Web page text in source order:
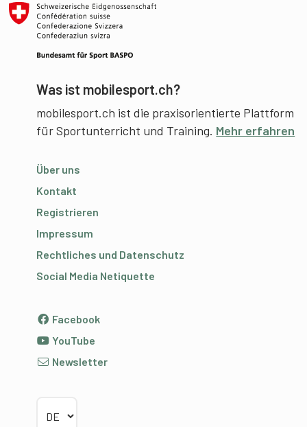
Was ist mobilesport.ch?
mobilesport.ch ist die praxisorientierte Plattform
für Sportunterricht und Training. Mehr erfahren
Über uns
Kontakt
Registrieren
Impressum
Rechtliches und Datenschutz
Social Media Netiquette
Facebook
YouTube
Newsletter